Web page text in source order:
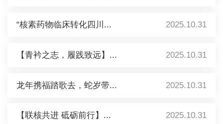
“核素药物临床转化四川... 2025.10.31
【青衿之志，履践致远】... 2025.10.31
龙年携福踏歌去，蛇岁带... 2025.10.31
【联核共进 砥砺前行】... 2025.10.31